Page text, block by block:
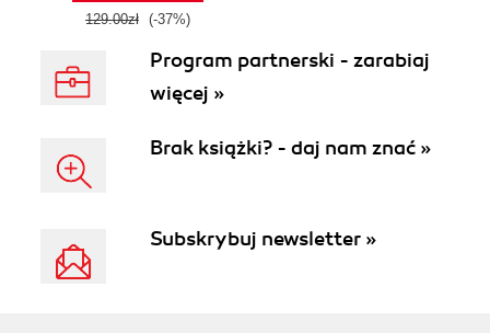
129.00zł (-37%)
Program partnerski - zarabiaj
więcej »
Brak książki? - daj nam znać »
Subskrybuj newsletter »